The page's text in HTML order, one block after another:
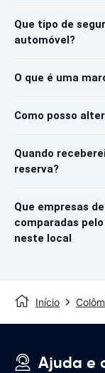
Que tipo de
automóvel?
O que é uma
Como posso
Quando
reserva?
Que empresas
comparadas
neste local
Início
Ajuda e